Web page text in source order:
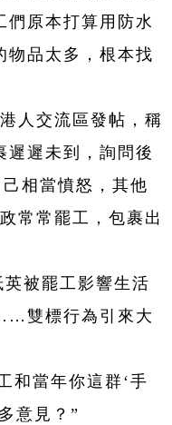
們原本打算用防水
物品太多，根本找
人交流區發帖，稱
遲遲未到，詢問後
相當憤怒，其他
常常罷工，包裹出
被罷工影響生活
雙標行為引來大
和當年你這群‘手
意見？”